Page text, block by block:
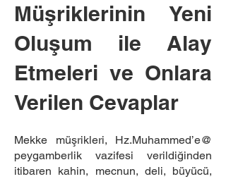
Müşriklerinin Yeni
Oluşum ile Alay
Etmeleri ve Onlara
Verilen Cevaplar
Mekke müşrikleri, Hz.Muhammed’e@
peygamberlik vazifesi verildiğinden
itibaren kahin, mecnun, deli, büyücü,